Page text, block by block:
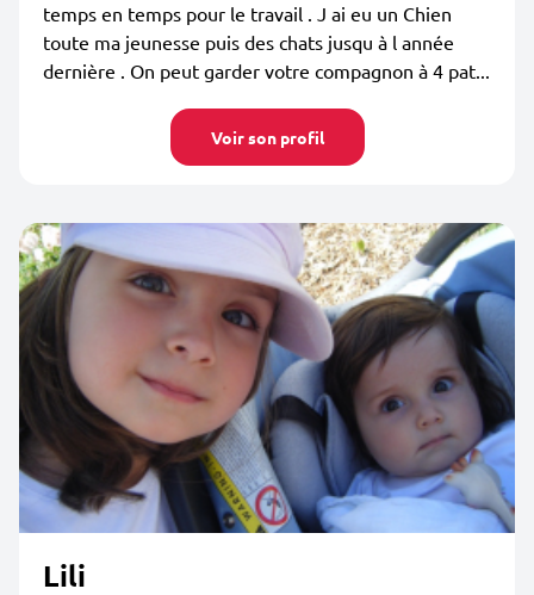
temps en temps pour le travail . J ai eu un Chien
toute ma jeunesse puis des chats jusqu à l année
dernière . On peut garder votre compagnon à 4 pat...
Voir son profil
Lili